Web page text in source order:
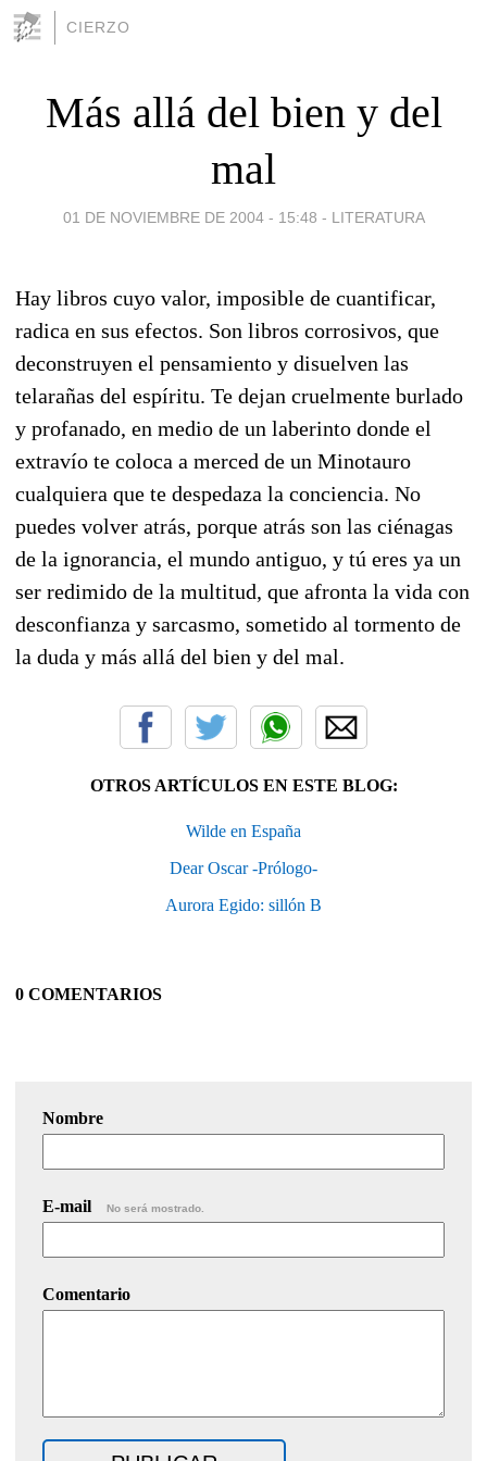
CIERZO
Más allá del bien y del
mal
01 DE NOVIEMBRE DE 2004 - 15:48 - LITERATURA
Hay libros cuyo valor, imposible de cuantificar,
radica en sus efectos. Son libros corrosivos, que
deconstruyen el pensamiento y disuelven las
telarañas del espíritu. Te dejan cruelmente burlado
y profanado, en medio de un laberinto donde el
extravío te coloca a merced de un Minotauro
cualquiera que te despedaza la conciencia. No
puedes volver atrás, porque atrás son las ciénagas
de la ignorancia, el mundo antiguo, y tú eres ya un
ser redimido de la multitud, que afronta la vida con
desconfianza y sarcasmo, sometido al tormento de
la duda y más allá del bien y del mal.
OTROS ARTÍCULOS EN ESTE BLOG:
Wilde en España
Dear Oscar -Prólogo-
Aurora Egido: sillón B
0 COMENTARIOS
Nombre
E-mail No será mostrado.
Comentario